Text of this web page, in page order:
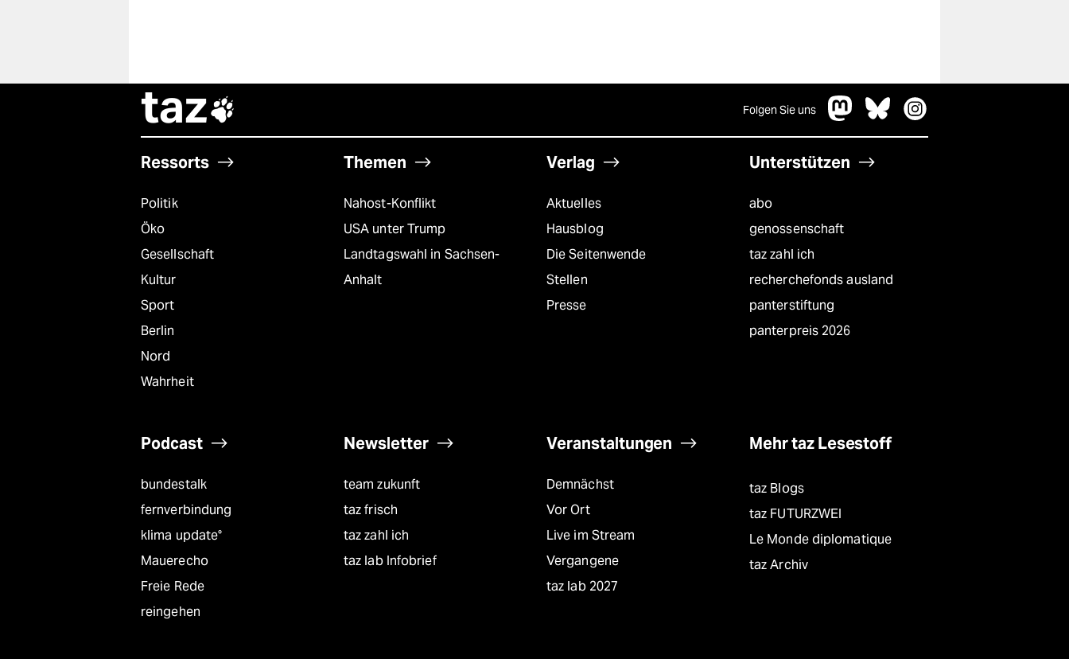
taz Folgen Sie uns
Ressorts
Politik
Öko
Gesellschaft
Kultur
Sport
Berlin
Nord
Wahrheit
Themen
Nahost-Konflikt
USA unter Trump
Landtagswahl in Sachsen-
Anhalt
Verlag
Aktuelles
Hausblog
Die Seitenwende
Stellen
Presse
Unterstützen
abo
genossenschaft
taz zahl ich
recherchefonds ausland
panterstiftung
panterpreis 2026
Podcast
bundestalk
fernverbindung
klima update°
Mauerecho
Freie Rede
reingehen
Newsletter
team zukunft
taz frisch
taz zahl ich
taz lab Infobrief
Veranstaltungen
Demnächst
Vor Ort
Live im Stream
Vergangene
taz lab 2027
Mehr taz Lesestoff
taz Blogs
taz FUTURZWEI
Le Monde diplomatique
taz Archiv